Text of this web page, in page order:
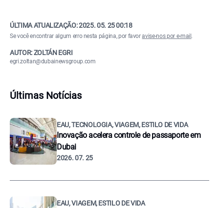
ÚLTIMA ATUALIZAÇÃO:2025. 05. 25 00:18
Se você encontrar algum erro nesta página, por favoravise-nos por e-mail .
AUTOR: ZOLTÁN EGRI
egri.zoltan@dubainewsgroup.com
Últimas Notícias
EAU, TECNOLOGIA, VIAGEM, ESTILO DE VIDA
Inovação acelera controle de passaporte em
Dubai
2026. 07. 25
EAU, VIAGEM, ESTILO DE VIDA